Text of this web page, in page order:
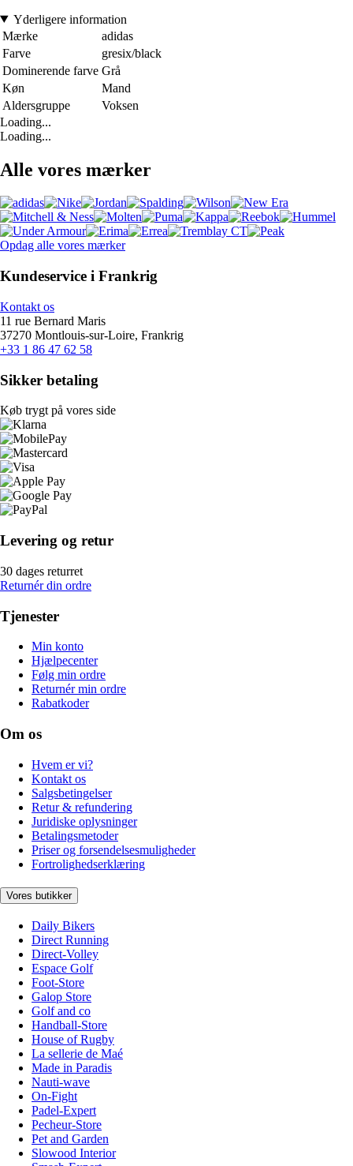
Yderligere information
Mærke
adidas
Farve
gresix/black
Dominerende farve Grå
Køn
Mand
Aldersgruppe
Voksen
Loading...
Loading...
Alle vores mærker
Opdag alle vores mærker
Kundeservice i Frankrig
Kontakt os
11 rue Bernard Maris
37270 Montlouis-sur-Loire, Frankrig
+33 1 86 47 62 58
Sikker betaling
Køb trygt på vores side
Levering og retur
30 dages returret
Returnér din ordre
Tjenester
Min konto
Hjælpecenter
Følg min ordre
Returnér min ordre
Rabatkoder
Om os
Hvem er vi?
Kontakt os
Salgsbetingelser
Retur & refundering
Juridiske oplysninger
Betalingsmetoder
Priser og forsendelsesmuligheder
Fortrolighedserklæring
Vores butikker
Daily Bikers
Direct Running
Direct-Volley
Espace Golf
Foot-Store
Galop Store
Golf and co
Handball-Store
House of Rugby
La sellerie de Maé
Made in Paradis
Nauti-wave
On-Fight
Padel-Expert
Pecheur-Store
Pet and Garden
Slowood Interior